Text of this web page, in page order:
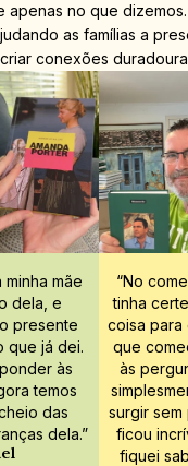
apenas no que
as famílias a
criar conexões
minha mãe
dela, e
presente
que já dei.
às
temos
das
dela.”
“No
tinha
coisa para
que
às
surgir sem
ficou
fiquei